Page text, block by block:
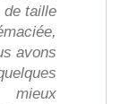
de taille
avons
mieux